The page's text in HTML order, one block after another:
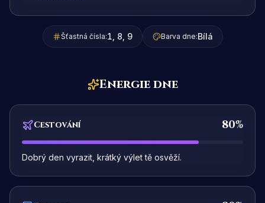
Šťastná čísla:1, 8, 9 Barva dne:Bílá
Energie dne
Cestování 80%
Dobrý den vyrazit, krátký výlet tě osvěží.